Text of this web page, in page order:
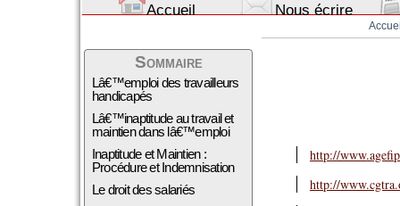
Accueil Nous écrire
Sommaire
Lâ€™emploi des travailleurs
handicapés
Lâ€™inaptitude au travail et
maintien dans lâ€™emploi
Inaptitude et Maintien :
Procédure et Indemnisation
Le droit des salariés
http://
http://